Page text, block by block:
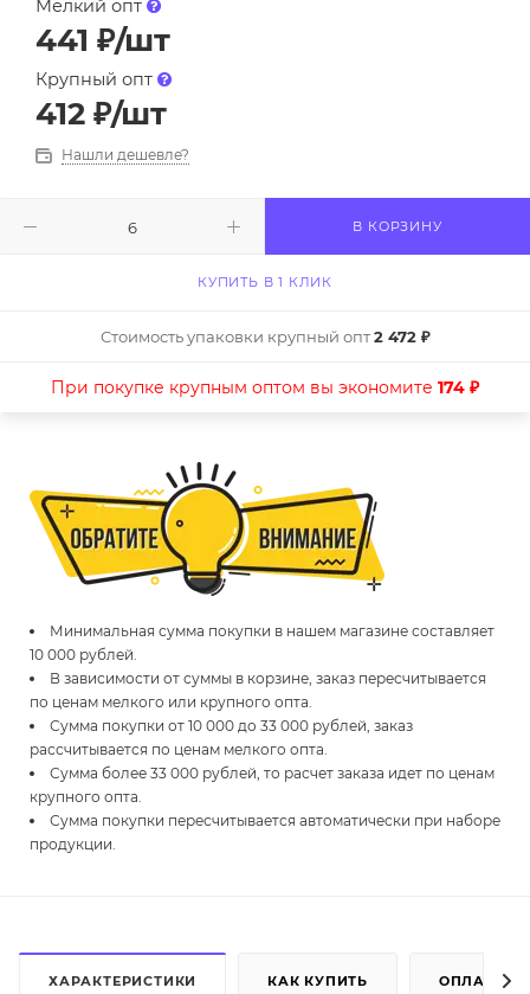
Мелкий опт
441 ₽/шт
Крупный опт
412 ₽/шт
Нашли дешевле?
В КОРЗИНУ
КУПИТЬ В 1 КЛИК
Стоимость упаковки крупный опт2 472 ₽
При покупке крупным оптом вы экономите 174 ₽
Минимальная сумма покупки в нашем магазине составляет
10 000 рублей.
В зависимости от суммы в корзине, заказ пересчитывается
по ценам мелкого или крупного опта.
Сумма покупки от 10 000 до 33 000 рублей, заказ
рассчитывается по ценам мелкого опта.
Сумма более 33 000 рублей, то расчет заказа идет по ценам
крупного опта.
Сумма покупки пересчитывается автоматически при наборе
продукции.
ХАРАКТЕРИСТИКИ КАК КУПИТЬ ОПЛАТА